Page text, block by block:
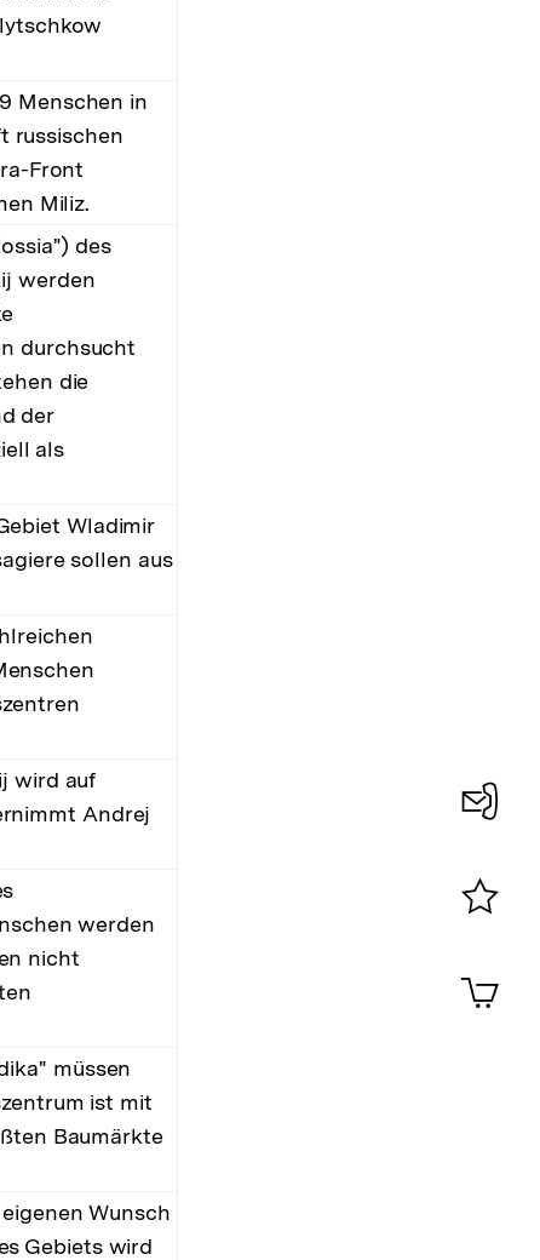
Menschen in
russischen
Front
Miliz.
des
werden
durchsucht
die
der
als
Wladimir
sollen aus
wird auf
Andrej
werden
nicht
müssen
ist mit
Baumärkte
Wunsch
Gebiets wird